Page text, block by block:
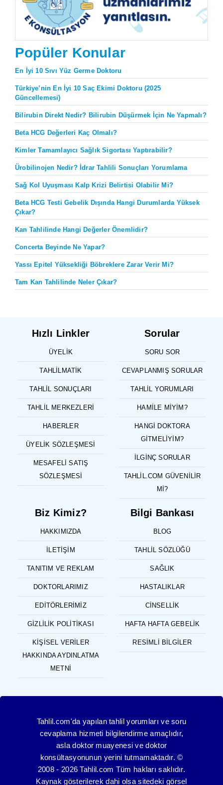
Popüler Konular
En İyi 10 Sıvı Yüz Germe Doktoru
Türkiye’nin En İyi 10 Saç Ekimi Doktoru (2025
Güncellemesi)
Bilirubin Direkt Nedir? Bilirubin Düşürmek İçin Ne Yapmalı?
Beta HCG Değerleri Kaç Olmalı?
Kimler Tamamlayıcı Sağlık Sigortası Yaptırabilir?
Ürobilinojen Nedir? İdrar Tahlili Sonuçları Yorumlama
Sağ Kol Uyuşması Kalp Krizi Belirtisi Olabilir Mi?
Beta HCG Testi Gebelik Dışında Hangi Durumlarda Yüksek
Çıkar?
Kan Tahlilinde Hangi Değerler Önemlidir?
Concerta Beyinde Ne Yapar?
Yassı Epitel Yüksekliği Böbreklere Zarar Verir Mi?
Tam Kan Tahlilinde Neler Çıkar?
Hızlı Linkler
ÜYELIK
TAHLILMATIK
TAHLIL SONUÇLARI
TAHLIL MERKEZLERI
HABERLER
ÜYELIK SÖZLEŞMESI
MESAFELI SATIŞ
SÖZLEŞMESI
Sorular
SORU SOR
CEVAPLANMIŞ SORULAR
TAHLIL YORUMLARI
HAMILE MIYIM?
HANGI DOKTORA
GITMELIYIM?
İLGINÇ SORULAR
TAHLIL.COM GÜVENILIR
MI?
Biz Kimiz?
HAKKIMIZDA
İLETIŞIM
TANITIM VE REKLAM
DOKTORLARIMIZ
EDITÖRLERIMIZ
GIZLILIK POLITIKASI
KIŞISEL VERILER
HAKKINDA AYDINLATMA
METNI
Bilgi Bankası
BLOG
TAHLIL SÖZLÜĞÜ
SAĞLIK
HASTALIKLAR
CINSELLIK
HAFTA HAFTA GEBELIK
RESIMLI BILGILER
Tahlil.com'da yapılan tahlil yorumları ve soru
cevaplama hizmeti bilgilendirme amaçlıdır,
asla doktor muayenesi ve doktor
konsültasyonunun yerini tutmamaktadır. ©
2008 - 2026 Tahlil.com Tüm hakları saklıdır.
Kaynak gösterilerek dahi olsa sitedeki görsel